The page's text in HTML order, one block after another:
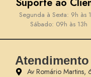
Segunda à Sexta: 9h às
Sábado: 09h às 13h
Av Romário Martins,